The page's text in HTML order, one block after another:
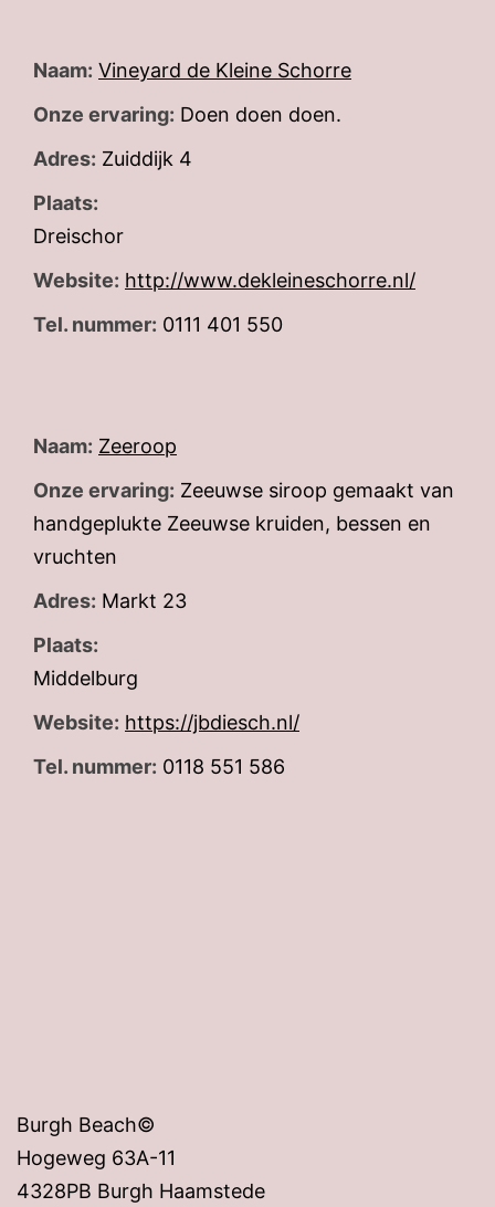
Naam: Vineyard de Kleine Schorre
Onze ervaring: Doen doen doen.
Adres: Zuiddijk 4
Plaats:
Dreischor
Website: http://www.dekleineschorre.nl/
Tel. nummer: 0111 401 550
Naam: Zeeroop
Onze ervaring: Zeeuwse siroop gemaakt van
handgeplukte Zeeuwse kruiden, bessen en
vruchten
Adres: Markt 23
Plaats:
Middelburg
Website: https://jbdiesch.nl/
Tel. nummer: 0118 551 586
Burgh Beach©
Hogeweg 63A-11
4328PB Burgh Haamstede